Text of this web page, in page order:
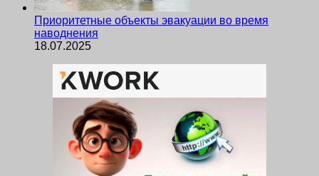
Приоритетные объекты эвакуации во время
наводнения
18.07.2025